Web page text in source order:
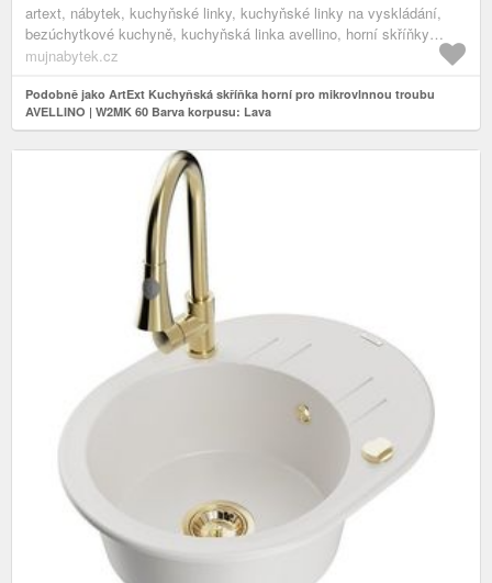
artext, nábytek, kuchyňské linky, kuchyňské linky na vyskládání,
bezúchytkové kuchyně, kuchyňská linka avellino, horní skříňky
avellino, lava
mujnabytek.cz
Podobně jako ArtExt Kuchyňská skříňka horní pro mikrovlnnou troubu
AVELLINO | W2MK 60 Barva korpusu: Lava